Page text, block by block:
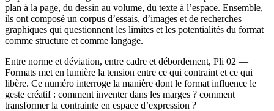
plan à la page, du dessin au volume, du texte à l’espace. Ensemble,
ils ont composé un corpus d’essais, d’images et de recherches
graphiques qui questionnent les limites et les potentialités du format
comme structure et comme langage.
Entre norme et déviation, entre cadre et débordement, Pli 02 —
Formats met en lumière la tension entre ce qui contraint et ce qui
libère. Ce numéro interroge la manière dont le format influence le
geste créatif : comment inventer dans les marges ? comment
transformer la contrainte en espace d’expression ?